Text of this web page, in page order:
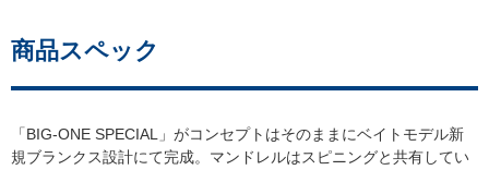
商品スペック
「BIG-ONE SPECIAL」がコンセプトはそのままにベイトモデル新
規ブランクス設計にて完成。マンドレルはスピニングと共有してい